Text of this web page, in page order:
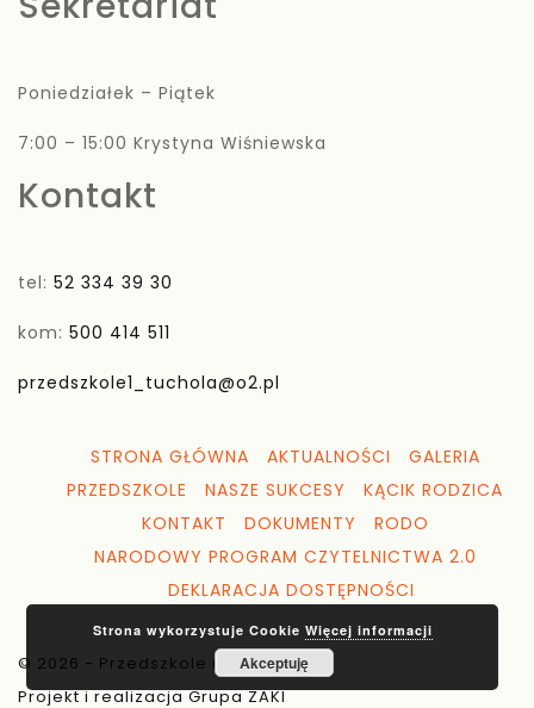
Poniedziałek – Piątek
7:00 – 15:00 Krystyna Wiśniewska
Kontakt
tel: 52 334 39 30
kom: 500 414 511
przedszkole1_tuchola@o2.pl
STRONA GŁÓWNA AKTUALNOŚCI
GALERIA
PRZEDSZKOLE
NASZE SUKCESY
KĄCIK RODZICA
KONTAKT
DOKUMENTY
RODO
NARODOWY PROGRAM CZYTELNICTWA 2.0
DEKLARACJA DOSTĘPNOŚCI
© 2026 - Przedszkole nr 1 Tuchola
Projekt i realizacja Grupa ZAKI
Strona wykorzystuje Cookie Więcej informacji
Akceptuję